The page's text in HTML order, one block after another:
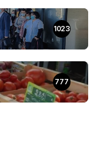
1023
777